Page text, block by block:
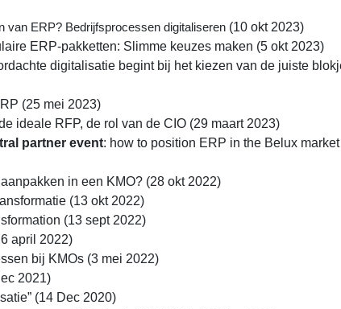
van ERP? Bedrijfsprocessen digitaliseren (10 okt 2023)
ERP-pakketten: Slimme keuzes maken (5 okt 2023)
digitalisatie begint bij het kiezen van de juiste
(25 mei 2023)
ideale RFP, de rol van de CIO (29 maart 2023)
partner event: how to position ERP in the Belux
in een KMO? (28 okt 2022)
(13 okt 2022)
(13 sept 2022)
april 2022)
bij KMOs (3 mei 2022)
2021)
(14 Dec 2020)